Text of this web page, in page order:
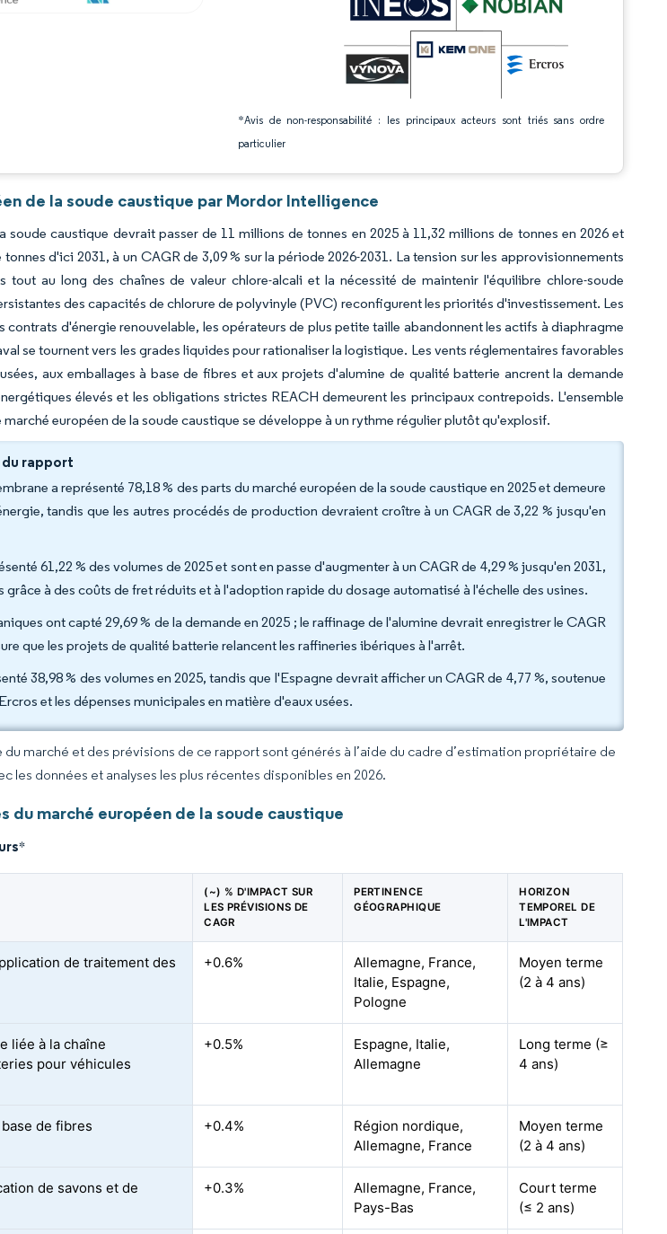
*Avis de non-responsabilité : les principaux acteurs sont triés sans ordre
particulier
de la soude caustique par Mordor Intelligence
soude caustique devrait passer de 11 millions de tonnes en 2025 à 11,32 millions de tonnes en 2026 et
d'ici 2031, à un CAGR de 3,09 % sur la période 2026-2031. La tension sur les approvisionnements
tout au long des chaînes de valeur chlore-alcali et la nécessité de maintenir l'équilibre chlore-soude
des capacités de chlorure de polyvinyle (PVC) reconfigurent les priorités d'investissement. Les
contrats d'énergie renouvelable, les opérateurs de plus petite taille abandonnent les actifs à diaphragme
se tournent vers les grades liquides pour rationaliser la logistique. Les vents réglementaires favorables
aux emballages à base de fibres et aux projets d'alumine de qualité batterie ancrent la demande
élevés et les obligations strictes REACH demeurent les principaux contrepoids. L'ensemble
européen de la soude caustique se développe à un rythme régulier plutôt qu'explosif.
rapport
a représenté 78,18 % des parts du marché européen de la soude caustique en 2025 et demeure
tandis que les autres procédés de production devraient croître à un CAGR de 3,22 % jusqu'en
61,22 % des volumes de 2025 et sont en passe d'augmenter à un CAGR de 4,29 % jusqu'en 2031,
grâce à des coûts de fret réduits et à l'adoption rapide du dosage automatisé à l'échelle des usines.
ont capté 29,69 % de la demande en 2025 ; le raffinage de l'alumine devrait enregistrer le CAGR
que les projets de qualité batterie relancent les raffineries ibériques à l'arrêt.
38,98 % des volumes en 2025, tandis que l'Espagne devrait afficher un CAGR de 4,77 %, soutenue
et les dépenses municipales en matière d'eaux usées.
du marché et des prévisions de ce rapport sont générés à l’aide du cadre d’estimation propriétaire de
les données et analyses les plus récentes disponibles en 2026.
du marché européen de la soude caustique
*
(~) % D'IMPACT SUR
LES PRÉVISIONS DE
CAGR
PERTINENCE
GÉOGRAPHIQUE
HORIZON
TEMPOREL DE
L'IMPACT
de traitement des
+0.6%
Allemagne, France,
Italie, Espagne,
Pologne
Moyen terme
(2 à 4 ans)
liée à la chaîne
pour véhicules
+0.5%
Espagne, Italie,
Allemagne
Long terme (≥
4 ans)
de fibres +0.4%
Région nordique,
Allemagne, France
Moyen terme
(2 à 4 ans)
de savons et de
+0.3%
Allemagne, France,
Pays-Bas
Court terme
(≤ 2 ans)